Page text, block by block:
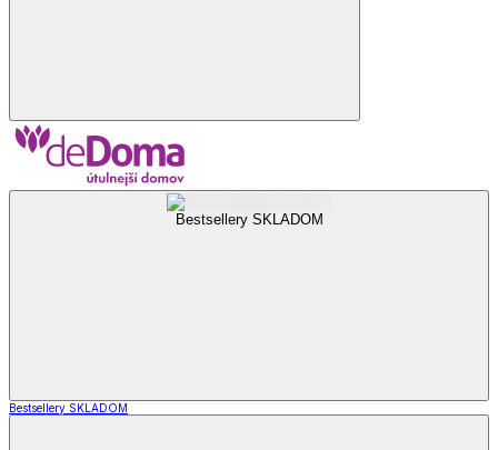
Bestsellery SKLADOM
Bestsellery SKLADOM